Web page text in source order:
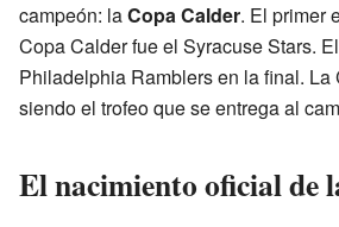
campeón: laCopa Calder. El primer
Copa Calder fue el Syracuse Stars.
Philadelphia Ramblers en la final.
siendo el trofeo que se entrega al
El nacimiento oficial de